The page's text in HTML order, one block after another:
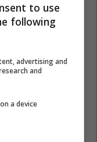
to use
following
advertising and
and
a device